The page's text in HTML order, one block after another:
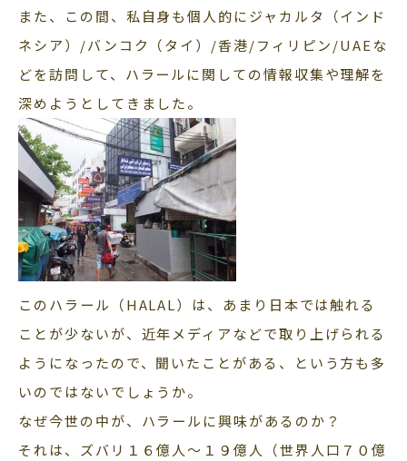
また、この間、私自身も個人的にジャカルタ（インド
ネシア）/バンコク（タイ）/香港/フィリピン/UAEな
どを訪問して、ハラールに関しての情報収集や理解を
深めようとしてきました。
このハラール（HALAL）は、あまり日本では触れる
ことが少ないが、近年メディアなどで取り上げられる
ようになったので、聞いたことがある、という方も多
いのではないでしょうか。
なぜ今世の中が、ハラールに興味があるのか？
それは、ズバリ１６億人～１９億人（世界人口７０億